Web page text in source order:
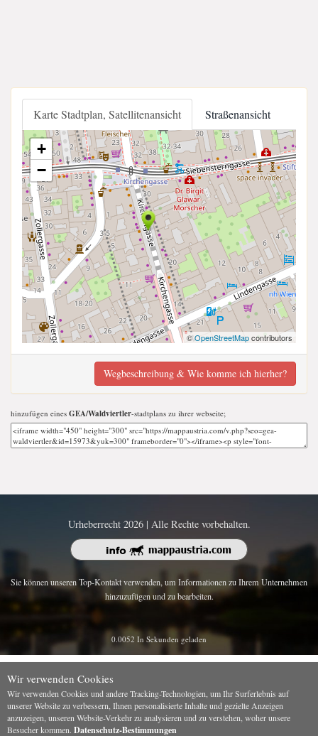
Karte Stadtplan, Satellitenansicht Straßenansicht
+
−
©OpenStreetMapcontributors
Wegbeschreibung & Wie komme ich hierher?
hinzufügen eines GEA/Waldviertler-stadtplans zu ihrer webseite;
Urheberrecht 2026 | Alle Rechte vorbehalten.
Sie können unseren Top-Kontakt verwenden, um Informationen zu Ihrem Unternehmen
hinzuzufügen und zu bearbeiten.
0.0052 In Sekunden geladen
Wir verwenden Cookies
Wir verwenden Cookies und andere Tracking-Technologien, um Ihr Surferlebnis auf
unserer Website zu verbessern, Ihnen personalisierte Inhalte und gezielte Anzeigen
anzuzeigen, unseren Website-Verkehr zu analysieren und zu verstehen, woher unsere
Besucher kommen. Datenschutz-Bestimmungen